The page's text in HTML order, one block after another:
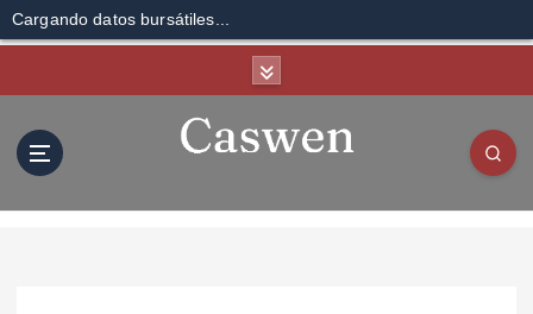
Cargando datos bursátiles...